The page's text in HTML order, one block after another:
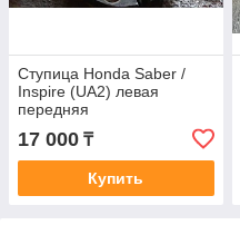
Ступица Honda Saber /
Inspire (UA2) левая
передняя
17 000 ₸
Купить